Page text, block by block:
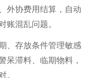
外协费用结算，自动
账混乱问题。
、存放条件管理敏感
呆滞料、临期物料，
。